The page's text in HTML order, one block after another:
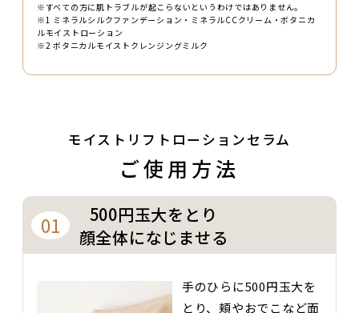
※すべての方に肌トラブルが起こらないというわけではありません。
※1 ミネラルシルクファンデーション・ミネラルCCクリーム・ボタニカ
ルモイストローション
※2 ボタニカルモイストクレンジングミルク
モイストリフトローションセラム
ご使用方法
01
500円玉大をとり
顔全体になじませる
手のひらに500円玉大を
とり、頬やおでこなど面